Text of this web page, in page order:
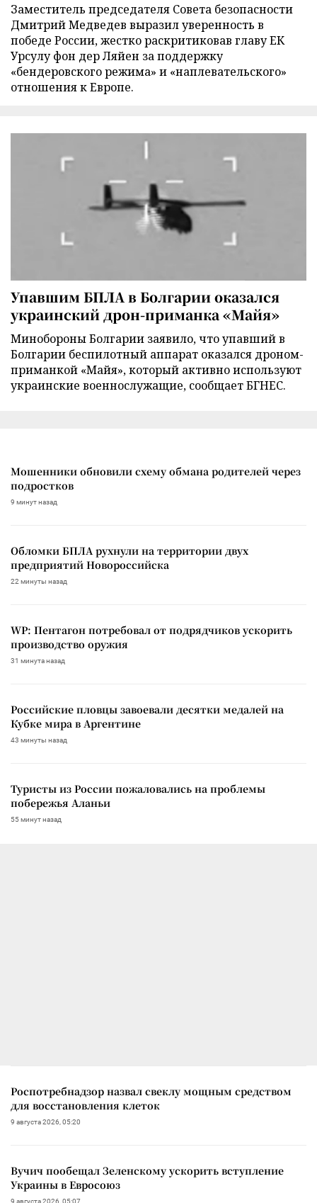
Заместитель председателя Совета безопасности
Дмитрий Медведев выразил уверенность в
победе России, жестко раскритиковав главу ЕК
Урсулу фон дер Ляйен за поддержку
«бендеровского режима» и «наплевательского»
отношения к Европе.
Упавшим БПЛА в Болгарии оказался
украинский дрон-приманка «Майя»
Минобороны Болгарии заявило, что упавший в
Болгарии беспилотный аппарат оказался дроном-
приманкой «Майя», который активно используют
украинские военнослужащие, сообщает БГНЕС.
Мошенники обновили схему обмана родителей через
подростков
9 минут назад
Обломки БПЛА рухнули на территории двух
предприятий Новороссийска
22 минуты назад
WP: Пентагон потребовал от подрядчиков ускорить
производство оружия
31 минута назад
Российские пловцы завоевали десятки медалей на
Кубке мира в Аргентине
43 минуты назад
Туристы из России пожаловались на проблемы
побережья Аланьи
55 минут назад
Роспотребнадзор назвал свеклу мощным средством
для восстановления клеток
9 августа 2026, 05:20
Вучич пообещал Зеленскому ускорить вступление
Украины в Евросоюз
9 августа 2026, 05:07